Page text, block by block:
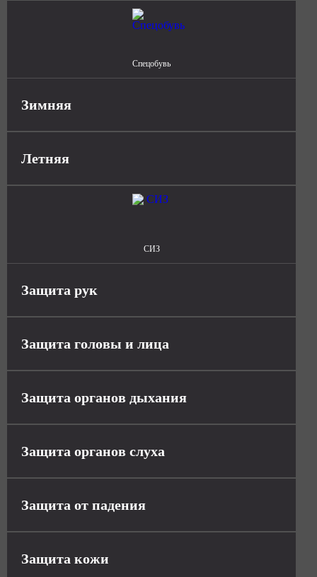
Спецобувь
Зимняя
Летняя
СИЗ
Защита рук
Защита головы и лица
Защита органов дыхания
Защита органов слуха
Защита от падения
Защита кожи